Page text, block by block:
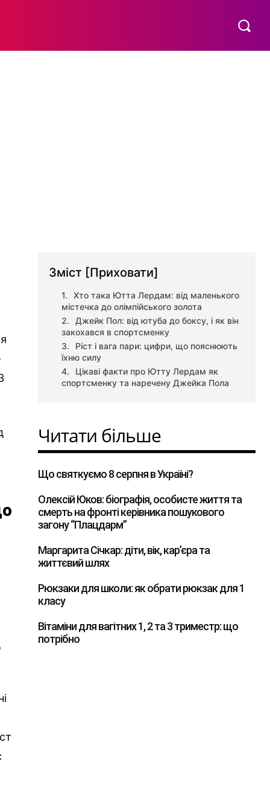
Зміст [Приховати]
Хто така Ютта Лердам: від маленького
містечка до олімпійського золота
Джейк Пол: від ютуба до боксу, і як він
закохався в спортсменку
Ріст і вага пари: цифри, що пояснюють
їхню силу
Цікаві факти про Ютту Лердам як
спортсменку та наречену Джейка Пола
Читати більше
Що святкуємо 8 серпня в Україні?
Олексій Юков: біографія, особисте життя та
смерть на фронті керівника пошукового
загону “Плацдарм”
Маргарита Січкар: діти, вік, кар’єра та
життєвий шлях
Рюкзаки для школи: як обрати рюкзак для 1
класу
Вітаміни для вагітних 1, 2 та 3 триместр: що
потрібно